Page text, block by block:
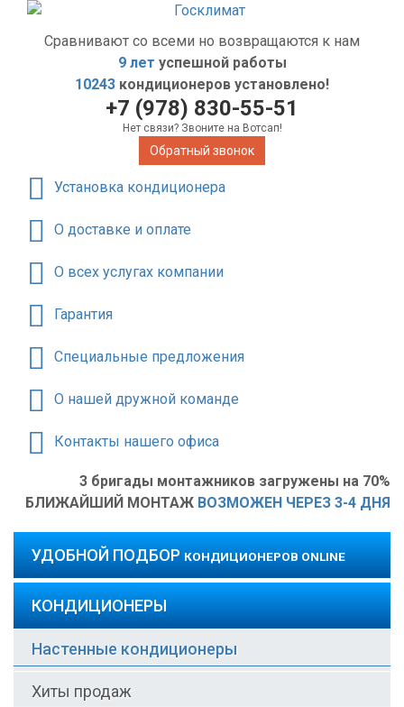
Сравнивают со всеми но возвращаются к нам
9 лет успешной работы
10243 кондиционеров установлено!
+7 (978) 830-55-51
Нет связи? Звоните на Вотсап!
Обратный звонок
Установка кондиционера
О доставке и оплате
О всех услугах компании
Гарантия
Специальные предложения
О нашей дружной команде
Контакты нашего офиса
3 бригады монтажников загружены на 70%
БЛИЖАЙШИЙ МОНТАЖ ВОЗМОЖЕН ЧЕРЕЗ 3-4 ДНЯ
УДОБНОЙ ПОДБОР КОНДИЦИОНЕРОВ ONLINE
КОНДИЦИОНЕРЫ
Настенные кондиционеры
Хиты продаж